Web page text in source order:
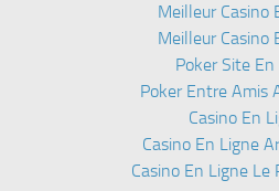
Meilleur Casino
Meilleur Casino
Poker Site
Poker Entre Amis
Casino En
Casino En Ligne
Casino En Ligne Le